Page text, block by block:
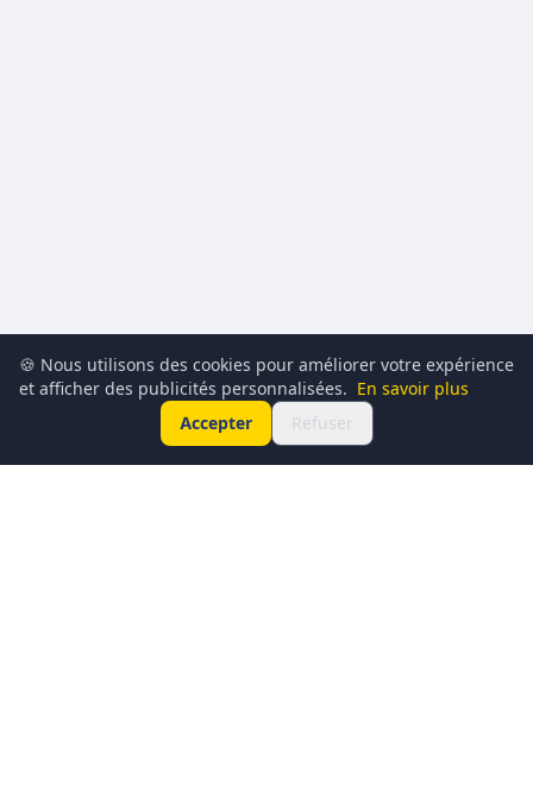
🍪 Nous utilisons des cookies pour améliorer votre expérience
et afficher des publicités personnalisées. En savoir plus
Accepter
Refuser